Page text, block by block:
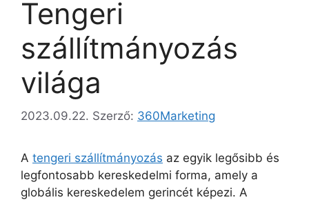
Tengeri
szállítmányozás
világa
2023.09.22. Szerző: 360Marketing
A tengeri szállítmányozás az egyik legősibb és
legfontosabb kereskedelmi forma, amely a
globális kereskedelem gerincét képezi. A